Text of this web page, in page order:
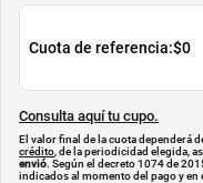
Cuota de referencia:$0
Consulta aquí tu cupo.
El valor final de la cuota dependerá
crédito , de la periodicidad elegida,
envió. Según el decreto 1074 de
indicados al momento del pago y en